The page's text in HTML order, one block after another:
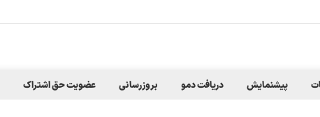
پیشنمایش دریافت دمو بروزرسانی عضویت حق اشتراک